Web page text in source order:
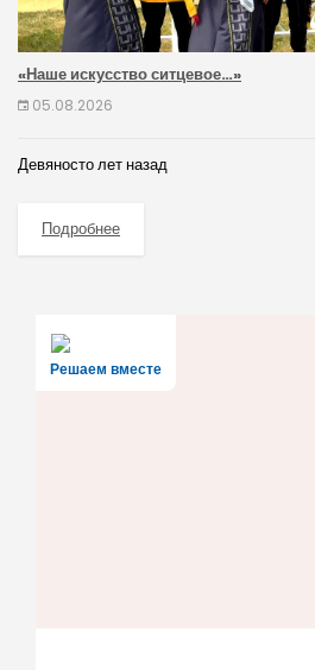
«Наше искусство ситцевое…»
05.08.2026
Девяносто лет назад
Подробнее
Решаем вместе